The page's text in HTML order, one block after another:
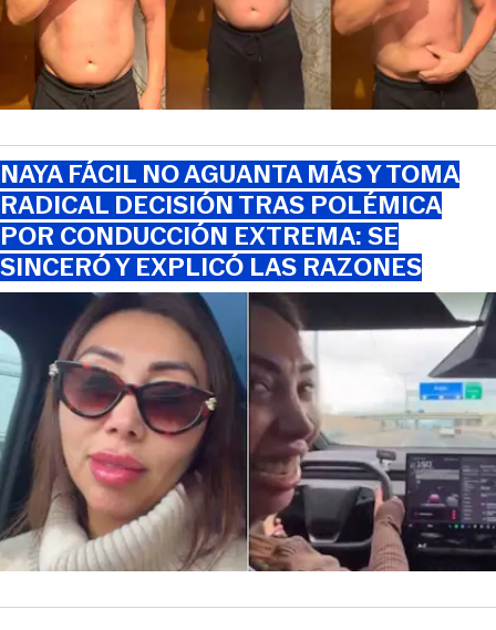
NAYA FÁCIL NO AGUANTA MÁS Y TOMA
RADICAL DECISIÓN TRAS POLÉMICA
POR CONDUCCIÓN EXTREMA: SE
SINCERÓ Y EXPLICÓ LAS RAZONES